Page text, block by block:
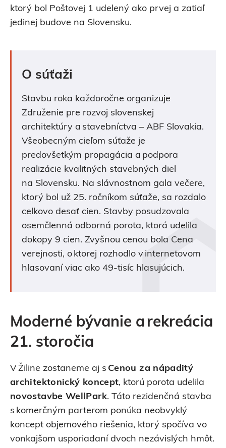
ktorý bol Poštovej 1 udelený ako prvej a zatiaľ
jedinej budove na Slovensku.
O súťaži
Stavbu roka každoročne organizuje
Združenie pre rozvoj slovenskej
architektúry a stavebníctva – ABF Slovakia.
Všeobecným cieľom súťaže je
predovšetkým propagácia a podpora
realizácie kvalitných stavebných diel
na Slovensku. Na slávnostnom gala večere,
ktorý bol už 25. ročníkom súťaže, sa rozdalo
celkovo desať cien. Stavby posudzovala
osemčlenná odborná porota, ktorá udelila
dokopy 9 cien. Zvyšnou cenou bola Cena
verejnosti, o ktorej rozhodlo v internetovom
hlasovaní viac ako 49-tisíc hlasujúcich.
Moderné bývanie a rekreácia
21. storočia
V Žiline zostaneme aj s Cenou za nápaditý
architektonický koncept, ktorú porota udelila
novostavbe WellPark. Táto rezidenčná stavba
s komerčným parterom ponúka neobvyklý
koncept objemového riešenia, ktorý spočíva vo
vonkajšom usporiadaní dvoch nezávislých hmôt.